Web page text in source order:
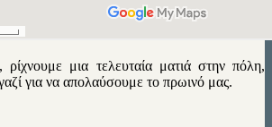
μια τελευταία ματιά στην πόλη,
για να απολαύσουμε το πρωινό μας.